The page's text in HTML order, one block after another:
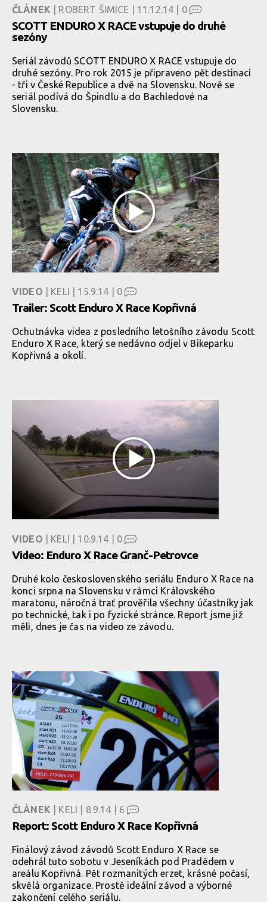
ČLÁNEK | ROBERT ŠIMICE | 11.12.14 | 0
SCOTT ENDURO X RACE vstupuje do druhé
sezóny
Seriál závodů SCOTT ENDURO X RACE vstupuje do
druhé sezóny. Pro rok 2015 je připraveno pět destinací
- tři v České Republice a dvě na Slovensku. Nově se
seriál podívá do Špindlu a do Bachledové na
Slovensku.
VIDEO | KELI | 15.9.14 | 0
Trailer: Scott Enduro X Race Kopřivná
Ochutnávka videa z posledního letošního závodu Scott
Enduro X Race, který se nedávno odjel v Bikeparku
Kopřivná a okolí.
VIDEO | KELI | 10.9.14 | 0
Video: Enduro X Race Granč-Petrovce
Druhé kolo československého seriálu Enduro X Race na
konci srpna na Slovensku v rámci Královského
maratonu, náročná trať prověřila všechny účastníky jak
po technické, tak i po fyzické stránce. Report jsme již
měli, dnes je čas na video ze závodu.
ČLÁNEK | KELI | 8.9.14 | 6
Report: Scott Enduro X Race Kopřivná
Finálový závod závodů Scott Enduro X Race se
odehrál tuto sobotu v Jeseníkách pod Pradědem v
areálu Kopřivná. Pět rozmanitých erzet, krásné počasí,
skvělá organizace. Prostě ideální závod a výborné
zakončení celého seriálu.